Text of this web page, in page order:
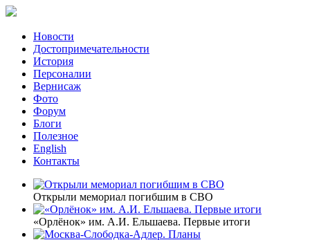
Новости
Достопримечательности
История
Персоналии
Вернисаж
Фото
Форум
Блоги
Полезное
English
Контакты
Открыли мемориал погибшим в СВО
«Орлёнок» им. А.И. Ельшаева. Первые итоги